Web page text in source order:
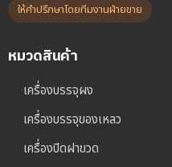
ให้คำปรึกษาโดยทีมงานฝ่ายขาย
หมวดสินค้า
เครื่องบรรจุผง
เครื่องบรรจุของเหลว
เครื่องปิดฝาขวด